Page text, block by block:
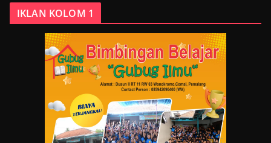
IKLAN KOLOM 1